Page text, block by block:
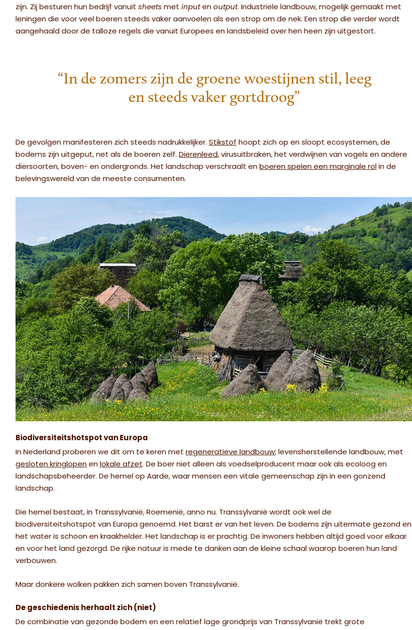
zijn. Zij besturen hun bedrijf vanuit sheets met inputen output. Industriële landbouw, mogelijk gemaakt met
leningen die voor veel boeren steeds vaker aanvoelen als een strop om de nek. Een strop die verder wordt
aangehaald door de talloze regels die vanuit Europees en landsbeleid over hen heen zijn uitgestort.
“In de zomers zijn de groene woestijnen stil, leeg
en steeds vaker gortdroog”
De gevolgen manifesteren zich steeds nadrukkelijker. Stikstof hoopt zich op en sloopt ecosystemen, de
bodems zijn uitgeput, net als de boeren zelf. Dierenleed, virusuitbraken, het verdwijnen van vogels en andere
diersoorten, boven- en ondergronds. Het landschap verschraalt en boeren spelen een marginale rol in de
belevingswereld van de meeste consumenten.
Biodiversiteitshotspot van Europa
In Nederland proberen we dit om te keren met regeneratieve landbouw; levensherstellende landbouw, met
gesloten kringlopen en lokale afzet. De boer niet alleen als voedselproducent maar ook als ecoloog en
landschapsbeheerder. De hemel op Aarde, waar mensen een vitale gemeenschap zijn in een gonzend
landschap.
Die hemel bestaat, in Transsylvanië, Roemenië, anno nu. Transsylvanië wordt ook wel de
biodiversiteitshotspot van Europa genoemd. Het barst er van het leven. De bodems zijn uitermate gezond en
het water is schoon en kraakhelder. Het landschap is er prachtig. De inwoners hebben altijd goed voor elkaar
en voor het land gezorgd. De rijke natuur is mede te danken aan de kleine schaal waarop boeren hun land
verbouwen.
Maar donkere wolken pakken zich samen boven Transsylvanië.
De geschiedenis herhaalt zich (niet)
De combinatie van gezonde bodem en een relatief lage grondprijs van Transsylvanië trekt grote